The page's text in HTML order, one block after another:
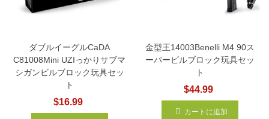
ダブルイーグルCaDA
C81008Mini UZIっかりサブマ
シガンビルブロック玩具セッ
ト
$16.99
金型王14003Benelli M4 90ス
ーパービルブロック玩具セッ
ト
$44.99
カートに追加